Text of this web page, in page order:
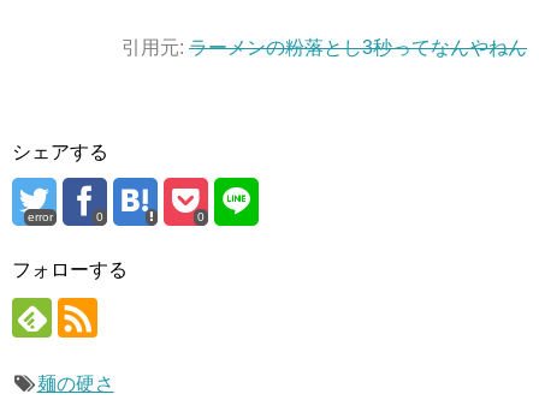
引用元: ラーメンの粉落とし3秒ってなんやねん
シェアする
error 0 0
フォローする
麺の硬さ